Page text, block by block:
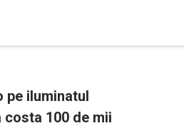
pe iluminatul
100 de mii